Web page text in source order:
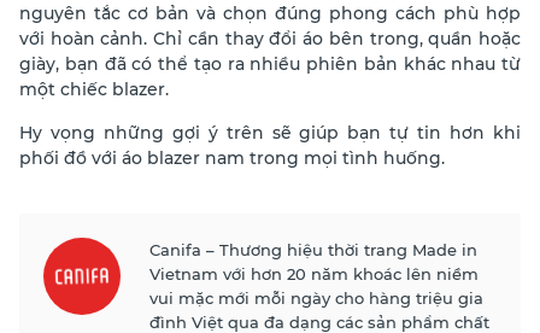
nguyên tắc cơ bản và chọn đúng phong cách phù hợp
với hoàn cảnh. Chỉ cần thay đổi áo bên trong, quần hoặc
giày, bạn đã có thể tạo ra nhiều phiên bản khác nhau từ
một chiếc blazer.
Hy vọng những gợi ý trên sẽ giúp bạn tự tin hơn khi
phối đồ với áo blazer nam trong mọi tình huống.
Canifa – Thương hiệu thời trang Made in
Vietnam với hơn 20 năm khoác lên niềm
vui mặc mới mỗi ngày cho hàng triệu gia
đình Việt qua đa dạng các sản phẩm chất